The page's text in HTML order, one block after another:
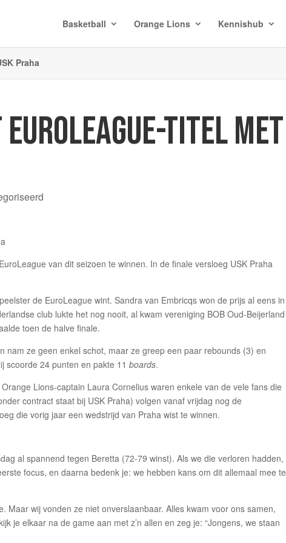
Basketball Orange Lions Kennishub
Praha
TITEL MET
van dit seizoen te winnen. In de finale versloeg USK Praha
de EuroLeague wint. Sandra van Embricqs won de prijs al eens in
club lukte het nog nooit, al kwam vereniging BOB Oud-Beijerland
toen de halve finale.
nam ze geen enkel schot, maar ze greep een paar rebounds (3) en
scoorde 24 punten en pakte 11boards.
Lions-captain Laura Cornelius waren enkele van de vele fans die
contract staat bij USK Praha) volgen vanaf vrijdag nog de
die vorig jaar een wedstrijd van Praha wist te winnen.
al spannend tegen Beretta (72-79 winst). Als we die verloren hadden,
focus, en daarna bedenk je: we hebben kans om dit allemaal mee te
Maar wij vonden ze niet onverslaanbaar. Alles kwam voor ons samen,
je elkaar na de game aan met z’n allen en zeg je: “Jongens, we staan